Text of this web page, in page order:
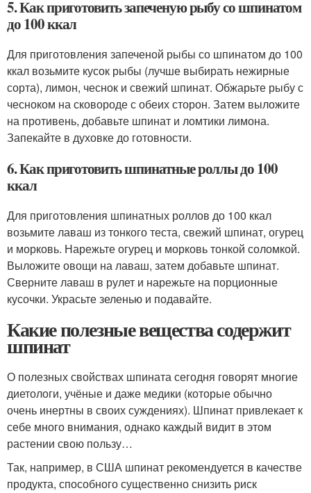
5. Как приготовить запеченую рыбу со шпинатом
до 100 ккал
Для приготовления запеченой рыбы со шпинатом до 100
ккал возьмите кусок рыбы (лучше выбирать нежирные
сорта), лимон, чеснок и свежий шпинат. Обжарьте рыбу с
чесноком на сковороде с обеих сторон. Затем выложите
на противень, добавьте шпинат и ломтики лимона.
Запекайте в духовке до готовности.
6. Как приготовить шпинатные роллы до 100
ккал
Для приготовления шпинатных роллов до 100 ккал
возьмите лаваш из тонкого теста, свежий шпинат, огурец
и морковь. Нарежьте огурец и морковь тонкой соломкой.
Выложите овощи на лаваш, затем добавьте шпинат.
Сверните лаваш в рулет и нарежьте на порционные
кусочки. Украсьте зеленью и подавайте.
Какие полезные вещества содержит
шпинат
О полезных свойствах шпината сегодня говорят многие
диетологи, учёные и даже медики (которые обычно
очень инертны в своих суждениях). Шпинат привлекает к
себе много внимания, однако каждый видит в этом
растении свою пользу…
Так, например, в США шпинат рекомендуется в качестве
продукта, способного существенно снизить риск